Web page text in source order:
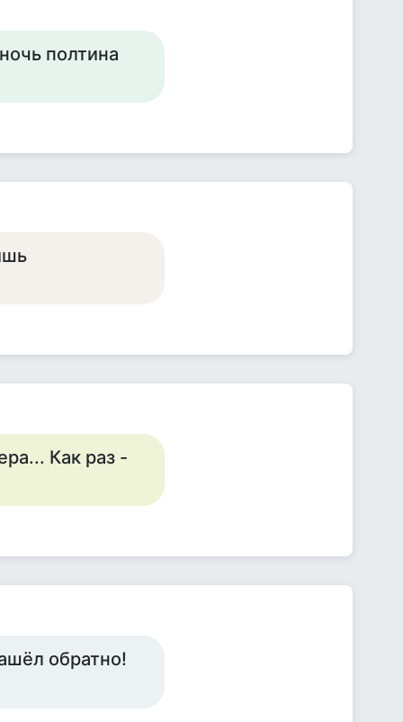
полтина
Как раз -
обратно!